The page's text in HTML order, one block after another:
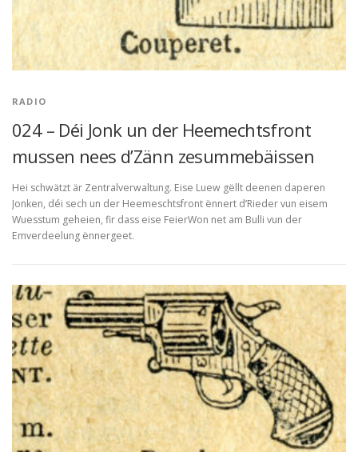
RADIO
024 – Déi Jonk un der Heemechtsfront
mussen nees d’Zänn zesummebäissen
Hei schwätzt är Zentralverwaltung. Eise Luew gëllt deenen daperen
Jonken, déi sech un der Heemeschtsfront ënnert d’Rieder vun eisem
Wuesstum geheien, fir dass eise FeierWon net am Bulli vun der
Emverdeelung ënnergeet.